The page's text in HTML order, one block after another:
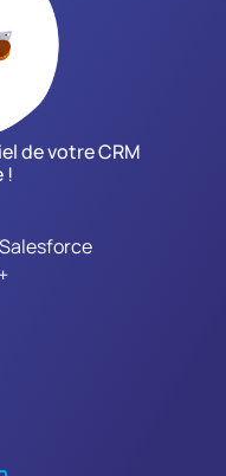
de votre CRM
!